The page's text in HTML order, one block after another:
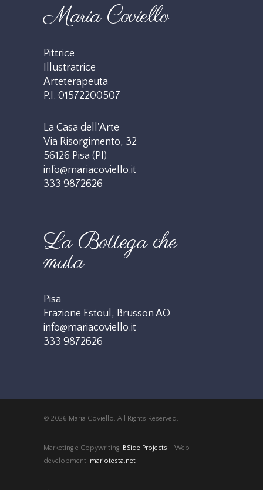
Maria Coviello
Pittrice
Illustratrice
Arteterapeuta
P.I. 01572200507
La Casa dell'Arte
Via Risorgimento, 32
56126 Pisa (PI)
info@mariacoviello.it
333 9872626
La Bottega che
muta
Pisa
Frazione Estoul, Brusson AO
info@mariacoviello.it
333 9872626
© 2026 Maria Coviello. All Rights Reserved.
Marketing e Copywriting: BSide Projects Web
development: mariotesta.net